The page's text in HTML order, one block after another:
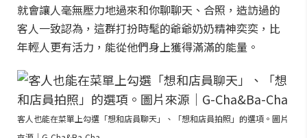
就會讓人毫無壓力地過來和你聊聊天、合照，造訪過的
客人一致認為，這群打扮時髦的爺爺奶奶精神奕奕，比
年輕人更有活力，能從他們身上獲得滿滿的能量。
客人也能在菜單上勾選「想和店員聊天」、「想和店員拍照」的選項。圖片